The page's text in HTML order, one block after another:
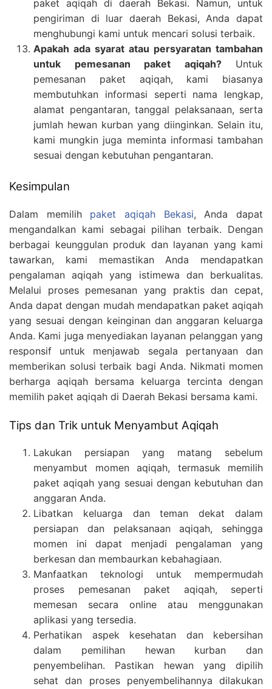
paket aqiqah di daerah Bekasi. Namun, untuk
pengiriman di luar daerah Bekasi, Anda dapat
menghubungi kami untuk mencari solusi terbaik.
Apakah ada syarat atau persyaratan tambahan
untuk pemesanan paket aqiqah?Untuk
pemesanan paket aqiqah, kami biasanya
membutuhkan informasi seperti nama lengkap,
alamat pengantaran, tanggal pelaksanaan, serta
jumlah hewan kurban yang diinginkan. Selain itu,
kami mungkin juga meminta informasi tambahan
sesuai dengan kebutuhan pengantaran.
Kesimpulan
Dalam memilih paket aqiqah Bekasi, Anda dapat
mengandalkan kami sebagai pilihan terbaik. Dengan
berbagai keunggulan produk dan layanan yang kami
tawarkan, kami memastikan Anda mendapatkan
pengalaman aqiqah yang istimewa dan berkualitas.
Melalui proses pemesanan yang praktis dan cepat,
Anda dapat dengan mudah mendapatkan paket aqiqah
yang sesuai dengan keinginan dan anggaran keluarga
Anda. Kami juga menyediakan layanan pelanggan yang
responsif untuk menjawab segala pertanyaan dan
memberikan solusi terbaik bagi Anda. Nikmati momen
berharga aqiqah bersama keluarga tercinta dengan
memilih paket aqiqah di Daerah Bekasi bersama kami.
Tips dan Trik untuk Menyambut Aqiqah
Lakukan persiapan yang matang sebelum
menyambut momen aqiqah, termasuk memilih
paket aqiqah yang sesuai dengan kebutuhan dan
anggaran Anda.
Libatkan keluarga dan teman dekat dalam
persiapan dan pelaksanaan aqiqah, sehingga
momen ini dapat menjadi pengalaman yang
berkesan dan membaurkan kebahagiaan.
Manfaatkan teknologi untuk mempermudah
proses pemesanan paket aqiqah, seperti
memesan secara online atau menggunakan
aplikasi yang tersedia.
Perhatikan aspek kesehatan dan kebersihan
dalam pemilihan hewan kurban dan
penyembelihan. Pastikan hewan yang dipilih
sehat dan proses penyembelihannya dilakukan